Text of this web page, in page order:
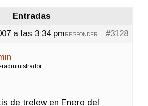
Entradas
a las 3:34 pm
#3128
RESPONDER
de trelew en Enero del